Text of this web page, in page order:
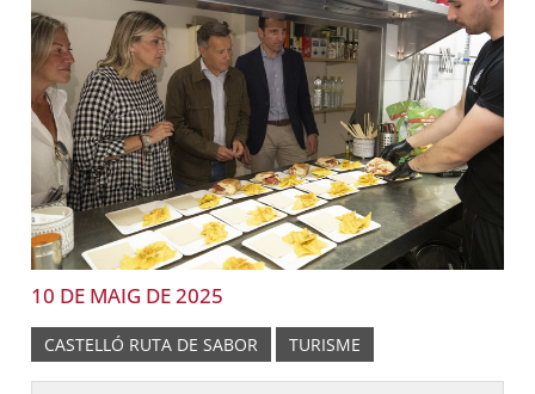
10 DE MAIG DE 2025
CASTELLÓ RUTA DE SABOR TURISME